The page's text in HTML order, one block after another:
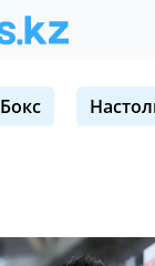
Бокс